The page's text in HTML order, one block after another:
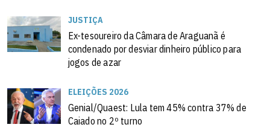
JUSTIÇA
Ex-tesoureiro da Câmara de Araguanã é
condenado por desviar dinheiro público para
jogos de azar
ELEIÇÕES 2026
Genial/Quaest: Lula tem 45% contra 37% de
Caiado no 2º turno